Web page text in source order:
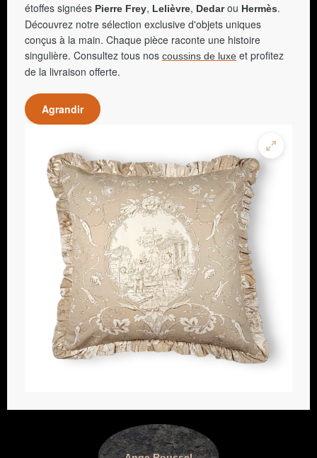
étoffes signées Pierre Frey, Lelièvre, Dedarou Hermès.
Découvrez notre sélection exclusive d'objets uniques
conçus à la main. Chaque pièce raconte une histoire
singulière. Consultez tous nos coussins de luxe et profitez
de la livraison offerte.
Agrandir